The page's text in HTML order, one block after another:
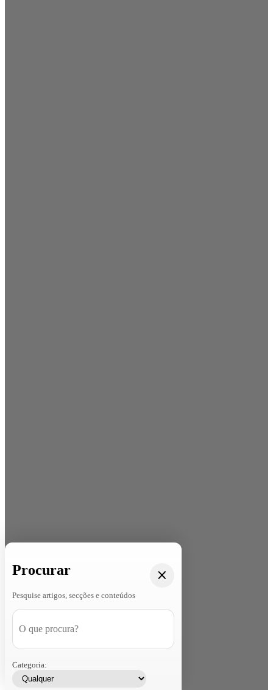
Procurar
Pesquise artigos, secções e conteúdos
Categoria: